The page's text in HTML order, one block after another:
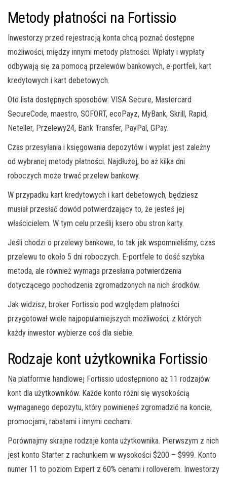
Metody płatności na Fortissio
Inwestorzy przed rejestracją konta chcą poznać dostępne
możliwości, między innymi metody płatności. Wpłaty i wypłaty
odbywają się za pomocą przelewów bankowych, e-portfeli, kart
kredytowych i kart debetowych.
Oto lista dostępnych sposobów: VISA Secure, Mastercard
SecureCode, maestro, SOFORT, ecoPayz, MyBank, Skrill, Rapid,
Neteller, Przelewy24, Bank Transfer, PayPal, GPay.
Czas przesyłania i księgowania depozytów i wypłat jest zależny
od wybranej metody płatności. Najdłużej, bo aż kilka dni
roboczych może trwać przelew bankowy.
W przypadku kart kredytowych i kart debetowych, będziesz
musiał przesłać dowód potwierdzający to, że jesteś jej
właścicielem. W tym celu prześlij ksero obu stron karty.
Jeśli chodzi o przelewy bankowe, to tak jak wspomnieliśmy, czas
przelewu to około 5 dni roboczych. E-portfele to dość szybka
metoda, ale również wymaga przesłania potwierdzenia
dotyczącego pochodzenia zgromadzonych na nich środków.
Jak widzisz, broker Fortissio pod względem płatności
przygotował wiele najpopularniejszych możliwości, z których
każdy inwestor wybierze coś dla siebie.
Rodzaje kont użytkownika Fortissio
Na platformie handlowej Fortissio udostępniono aż 11 rodzajów
kont dla użytkowników. Każde konto różni się wysokością
wymaganego depozytu, który powinieneś zgromadzić na koncie,
promocjami, rabatami i innymi cechami.
Porównajmy skrajne rodzaje konta użytkownika. Pierwszym z nich
jest konto Starter z rachunkiem w wysokości $200 – $999. Konto
numer 11 to poziom Expert z 60% cenami i rolloverem. Inwestorzy